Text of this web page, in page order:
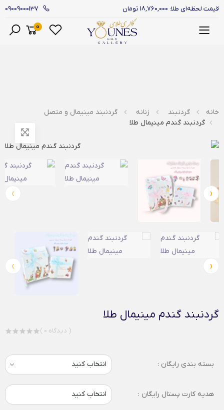
قیمت لحظه‌ای طلا: 18,760,000 تومان 09009000137
0
خانه گردنبند زنانه
گردنبند مینیمال و متصل
گردنبند گندم مینیمال طلا
‹
›
‹
›
گردنبند گندم مینیمال طلا
( 0 دیدگاه )
بسته بندی رایگان :
هدیه کارت پستال رایگان : انتخاب کنید